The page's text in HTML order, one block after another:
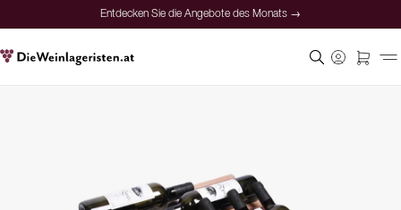
Entdecken Sie die Angebote des Monats →